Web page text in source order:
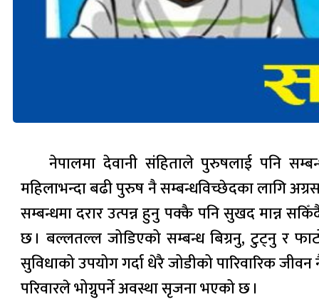
नेपालमा देवानी संहिताले पुरुषलाई पनि
महिलाभन्दा बढी पुरुष नै सम्बन्धविच्छेदका लागि
सम्बन्धमा दरार उत्पन्न हुनु पक्कै पनि सुखद मान्न
छ । बल्लतल्ल जोडिएको सम्बन्ध बिग्रनु, टुट्नु र
सुविधाको उपयोग गर्दा धेरै जोडीको पारिवारिक
परिवारले भोग्नुपर्ने अवस्था सृजना भएको छ ।